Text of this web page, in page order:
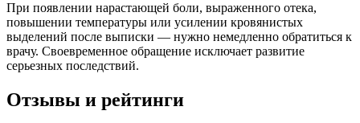
При появлении нарастающей боли, выраженного отека,
повышении температуры или усилении кровянистых
выделений после выписки — нужно немедленно обратиться к
врачу. Своевременное обращение исключает развитие
серьезных последствий.
Отзывы и рейтинги